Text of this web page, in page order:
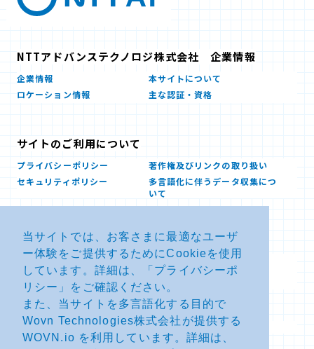
当サイトでは、お客さまに最適なユーザ
ー体験をご提供するためにCookieを使用
しています。詳細は、「 プライバシーポ
リシー 」をご確認ください。
また、当サイトを多言語化する目的で
Wovn Technologies株式会社が提供する
WOVN.io を利用しています。詳細は、
NTTアドバンステクノロジ株式会社 企業情報
企業情報
本サイトについて
ロケーション情報
主な認証・資格
サイトのご利用について
プライバシーポリシー
著作権及びリンクの取り扱い
セキュリティポリシー
多言語化に伴うデータ収集につ
いて
お問い合せ
よくあるお問い合わせFAQ
SDSダウンロード
製品・サービスに関する重要な
お知らせ
その他のお問い合わせ
サイトマップ